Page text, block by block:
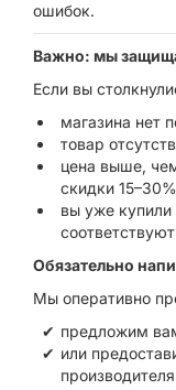
ошибок.
Важно: мы
Если вы
магазина нет
товар
цена выше,
скидки
вы уже
Обязательно
Мы оперативно
предложим
или
производителя